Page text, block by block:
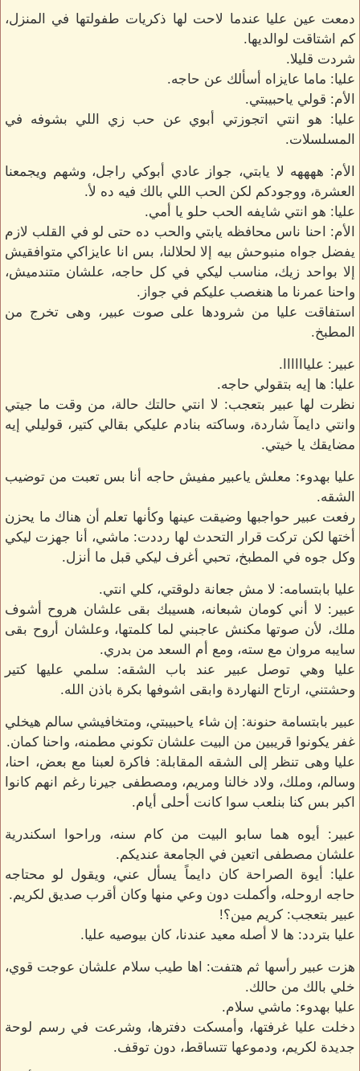
دمعت عين عليا عندما لاحت لها ذكريات طفولتها في المنزل،
كم اشتاقت لوالديها.
شردت قليلا.
عليا: ماما عايزاه أسألك عن حاجه.
الأم: قولي ياحبيبتي.
عليا: هو انتي اتجوزتي أبوي عن حب زي اللي بشوفه في
المسلسلات.
الأم: ههههه لا يابتي، جواز عادي أبوكي راجل، وشهم ويجمعنا
العشرة، ووجودكم لكن الحب اللي بالك فيه ده لأ.
عليا: هو انتي شايفه الحب حلو يا أمي.
الأم: احنا ناس محافظه يابتي والحب ده حتى لو في القلب لازم
يفضل جواه منبوحش بيه إلا لحلالنا، بس انا عايزاكي متوافقيش
إلا بواحد زيك، مناسب ليكي في كل حاجه، علشان متندميش،
واحنا عمرنا ما هنغصب عليكم في جواز.
استفاقت عليا من شرودها على صوت عبير، وهى تخرج من
المطبخ.
عبير: علياااااا.
عليا: ها إيه بتقولي حاجه.
نظرت لها عبير بتعجب: لا انتي حالتك حالة، من وقت ما جيتي
وانتي دايمآ شاردة، وساكته بنادم عليكي بقالي كتير، قوليلي إيه
مضايقك يا خيتي.
عليا بهدوء: معلش ياعبير مفيش حاجه أنا بس تعبت من توضيب
الشقه.
رفعت عبير حواجبها وضيقت عينها وكأنها تعلم أن هناك ما يحزن
أختها لكن تركت قرار التحدث لها رددت: ماشي، أنا جهزت ليكي
وكل جوه في المطبخ، تحبي أغرف ليكي قبل ما أنزل.
عليا بابتسامه: لا مش جعانة دلوقتي، كلي انتي.
عبير: لا أني كومان شبعانه، هسيبك بقى علشان هروح أشوف
ملك، لأن صوتها مكنش عاجبني لما كلمتها، وعلشان أروح بقى
سايبه مروان مع سته، ومع أم السعد من بدري.
عليا وهي توصل عبير عند باب الشقه: سلمي عليها كتير
وحشتني، ارتاح النهاردة وابقى اشوفها بكرة باذن الله.
عبير بابتسامة حنونة: إن شاء ياحبيبتي، ومتخافيشي سالم هيخلي
غفر يكونوا قريبين من البيت علشان تكوني مطمنه، واحنا كمان.
عليا وهى تنظر إلى الشقه المقابلة: فاكرة لعبنا مع بعض، احنا،
وسالم، وملك، ولاد خالنا ومريم، ومصطفى جيرنا رغم انهم كانوا
اكبر بس كنا بنلعب سوا كانت أحلى أيام.
عبير: أيوه هما سابو البيت من كام سنه، وراحوا اسكندرية
علشان مصطفى اتعين في الجامعة عنديكم.
عليا: أيوة الصراحة كان دايماً يسأل عني، ويقول لو محتاجه
حاجه اروحله، وأكملت دون وعي منها وكان أقرب صديق لكريم.
عبير بتعجب: كريم مين؟!
عليا بتردد: ها لا أصله معيد عندنا، كان بيوصيه عليا.
هزت عبير رأسها ثم هتفت: اها طيب سلام علشان عوجت قوي،
خلي بالك من حالك.
عليا بهدوء: ماشي سلام.
دخلت عليا غرفتها، وأمسكت دفترها، وشرعت في رسم لوحة
جديدة لكريم، ودموعها تتساقط، دون توقف.